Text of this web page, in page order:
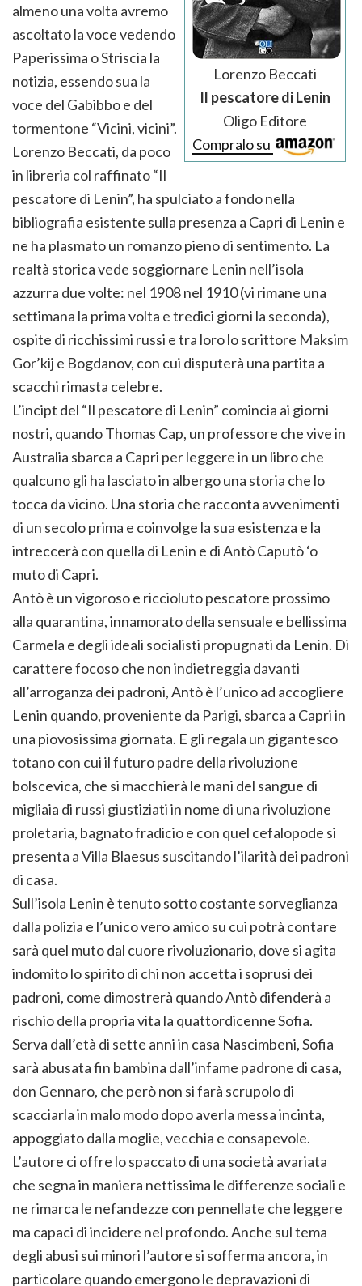
Lorenzo Beccati
Il pescatore di Lenin
Oligo Editore
Compralo su
almeno una volta avremo
ascoltato la voce vedendo
Paperissima o Striscia la
notizia, essendo sua la
voce del Gabibbo e del
tormentone “Vicini, vicini”.
Lorenzo Beccati, da poco
in libreria col raffinato “Il
pescatore di Lenin”, ha spulciato a fondo nella
bibliografia esistente sulla presenza a Capri di Lenin e
ne ha plasmato un romanzo pieno di sentimento. La
realtà storica vede soggiornare Lenin nell’isola
azzurra due volte: nel 1908 nel 1910 (vi rimane una
settimana la prima volta e tredici giorni la seconda),
ospite di ricchissimi russi e tra loro lo scrittore Maksim
Gor’kij e Bogdanov, con cui disputerà una partita a
scacchi rimasta celebre.
L’incipt del “Il pescatore di Lenin” comincia ai giorni
nostri, quando Thomas Cap, un professore che vive in
Australia sbarca a Capri per leggere in un libro che
qualcuno gli ha lasciato in albergo una storia che lo
tocca da vicino. Una storia che racconta avvenimenti
di un secolo prima e coinvolge la sua esistenza e la
intreccerà con quella di Lenin e di Antò Caputò ‘o
muto di Capri.
Antò è un vigoroso e riccioluto pescatore prossimo
alla quarantina, innamorato della sensuale e bellissima
Carmela e degli ideali socialisti propugnati da Lenin. Di
carattere focoso che non indietreggia davanti
all’arroganza dei padroni, Antò è l’unico ad accogliere
Lenin quando, proveniente da Parigi, sbarca a Capri in
una piovosissima giornata. E gli regala un gigantesco
totano con cui il futuro padre della rivoluzione
bolscevica, che si macchierà le mani del sangue di
migliaia di russi giustiziati in nome di una rivoluzione
proletaria, bagnato fradicio e con quel cefalopode si
presenta a Villa Blaesus suscitando l’ilarità dei padroni
di casa.
Sull’isola Lenin è tenuto sotto costante sorveglianza
dalla polizia e l’unico vero amico su cui potrà contare
sarà quel muto dal cuore rivoluzionario, dove si agita
indomito lo spirito di chi non accetta i soprusi dei
padroni, come dimostrerà quando Antò difenderà a
rischio della propria vita la quattordicenne Sofia.
Serva dall’età di sette anni in casa Nascimbeni, Sofia
sarà abusata fin bambina dall’infame padrone di casa,
don Gennaro, che però non si farà scrupolo di
scacciarla in malo modo dopo averla messa incinta,
appoggiato dalla moglie, vecchia e consapevole.
L’autore ci offre lo spaccato di una società avariata
che segna in maniera nettissima le differenze sociali e
ne rimarca le nefandezze con pennellate che leggere
ma capaci di incidere nel profondo. Anche sul tema
degli abusi sui minori l’autore si sofferma ancora, in
particolare quando emergono le depravazioni di